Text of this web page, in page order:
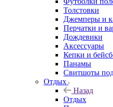
Толстовки
Джемперы и
Перчатки и
Дождевики
Аксессуары
Кепки и
Панамы
Свитшоты под
Отдых
Назад
Отдых